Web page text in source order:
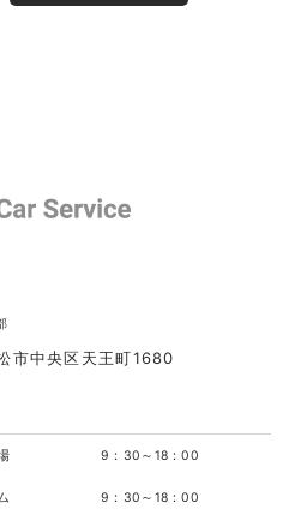
中央区天王町1680
9：30～18：00
9：30～18：00